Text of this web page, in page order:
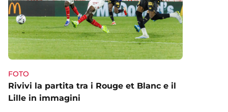
FOTO
Rivivi la partita tra i Rouge et Blanc e il
Lille in immagini